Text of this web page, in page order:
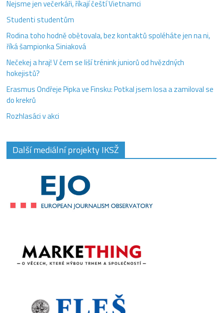
Nejsme jen večerkáři, říkají čeští Vietnamci
Studenti studentům
Rodina toho hodně obětovala, bez kontaktů spoléháte jen na ni,
říká šampionka Siniaková
Nečekej a hraj! V čem se liší trénink juniorů od hvězdných
hokejistů?
Erasmus Ondřeje Pipka ve Finsku: Potkal jsem losa a zamiloval se
do krekrů
Rozhlasáci v akci
Další mediální projekty IKSŽ